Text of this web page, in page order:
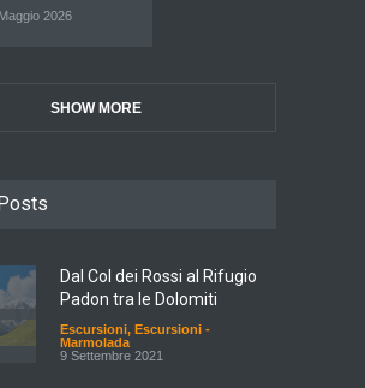
2026
SHOW MORE
Dal Col dei Rossi al Rifugio
Padon tra le Dolomiti
Escursioni, Escursioni -
Marmolada
9 Settembre 2021